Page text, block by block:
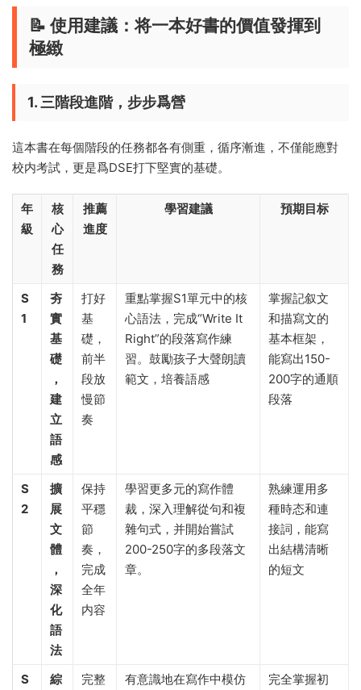
📝 使用建議：将一本好書的價值發揮到
極緻
1. 三階段進階，步步爲營
這本書在每個階段的任務都各有側重，循序漸進，不僅能應對
校内考試，更是爲DSE打下堅實的基礎。
年
級
核
心
任
務
推薦
進度
學習建議 預期目标
S
1
夯
實
基
礎
，
建
立
語
感
打好
基
礎，
前半
段放
慢節
奏
重點掌握S1單元中的核
心語法，完成“Write It
Right”的段落寫作練
習。鼓勵孩子大聲朗讀
範文，培養語感
掌握記叙文
和描寫文的
基本框架，
能寫出150-
200字的通順
段落
S
2
擴
展
文
體
，
深
化
語
法
保持
平穩
節
奏，
完成
全年
内容
學習更多元的寫作體
裁，深入理解從句和複
雜句式，并開始嘗試
200-250字的多段落文
章。
熟練運用多
種時态和連
接詞，能寫
出結構清晰
的短文
S
綜
完整
有意識地在寫作中模仿
完全掌握初